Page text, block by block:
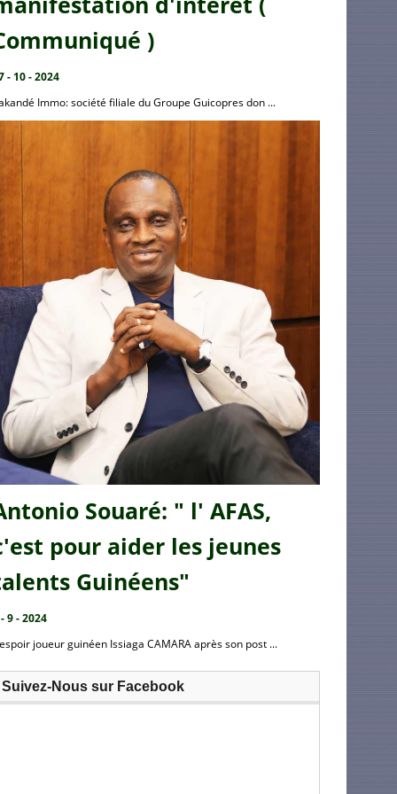
)
- 10 - 2024
Immo: société filiale du Groupe Guicopres don ...
Souaré: " l' AFAS,
pour aider les jeunes
Guinéens"
9 - 2024
joueur guinéen Issiaga CAMARA après son post ...
Suivez-Nous sur Facebook